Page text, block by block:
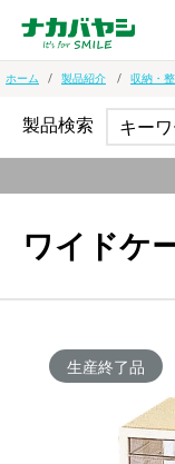
ホーム 製品紹介 収納・
ワイドケ
生産終了品
製品検索